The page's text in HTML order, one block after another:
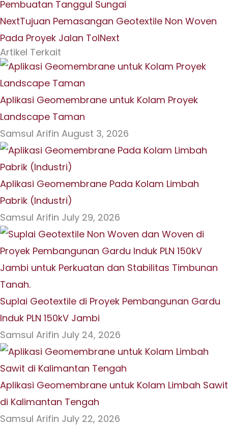
Pembuatan Tanggul Sungai
NextTujuan Pemasangan Geotextile Non Woven
Pada Proyek Jalan TolNext
Artikel Terkait
Aplikasi Geomembrane untuk Kolam Proyek
Landscape Taman
Samsul Arifin August 3, 2026
Aplikasi Geomembrane Pada Kolam Limbah
Pabrik (Industri)
Samsul Arifin July 29, 2026
Suplai Geotextile di Proyek Pembangunan Gardu
Induk PLN 150kV Jambi
Samsul Arifin July 24, 2026
Aplikasi Geomembrane untuk Kolam Limbah Sawit
di Kalimantan Tengah
Samsul Arifin July 22, 2026